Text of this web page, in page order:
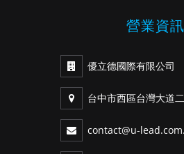
營業資訊
優立德國際有限公司
台中市西區台灣大道
contact@u-